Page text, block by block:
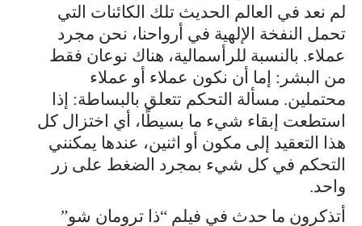
لم نعد في العالم الحديث تلك الكائنات التي
تحمل النفخة الإلهية في أرواحنا، نحن مجرد
عملاء. بالنسبة للرأسمالية، هناك نوعان فقط
من البشر: إما أن نكون عملاء أو عملاء
محتملين. مسألة التحكم تتعلق بالبساطة: إذا
استطعت إبقاء شيء ما بسيطًا، أي اختزال كل
هذا التعقيد إلى مكون أو اثنين، عندها يمكنني
التحكم في كل شيء بمجرد الضغط على زر
واحد.
أتذكرون ما حدث في فيلم “ذا ترومان شو”